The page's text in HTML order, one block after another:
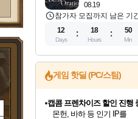
08.19
참가자 모집까지 남은 기
12
Days
18
Hours
50
Min
게임 핫딜 (PC/스팀)
캡콤 프렌차이즈 할인 진행
몬헌, 바하 등 인기 IP를